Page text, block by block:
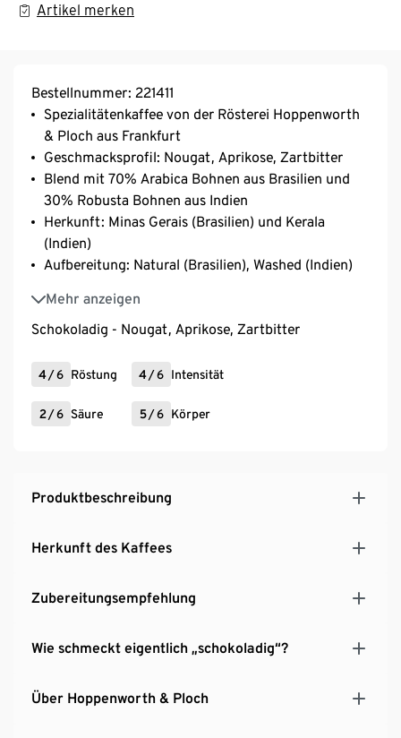
Artikel merken
Bestellnummer: 221411
Spezialitätenkaffee von der Rösterei Hoppenworth
& Ploch aus Frankfurt
Geschmacksprofil: Nougat, Aprikose, Zartbitter
Blend mit 70% Arabica Bohnen aus Brasilien und
30% Robusta Bohnen aus Indien
Herkunft: Minas Gerais (Brasilien) und Kerala
(Indien)
Aufbereitung: Natural (Brasilien), Washed (Indien)
Mehr anzeigen
Varietät: Mundo Novo, Catuai, Bourbon (Brasilien)
und S795, SLN 9, Kent, Catimor (Indien)
Schokoladig - Nougat, Aprikose, Zartbitter
4/6 Röstung 4/6 Intensität
2 /6 Säure 5 /6 Körper
Produktbeschreibung
Herkunft des Kaffees
Zubereitungsempfehlung
Wie schmeckt eigentlich „schokoladig“?
Über Hoppenworth & Ploch